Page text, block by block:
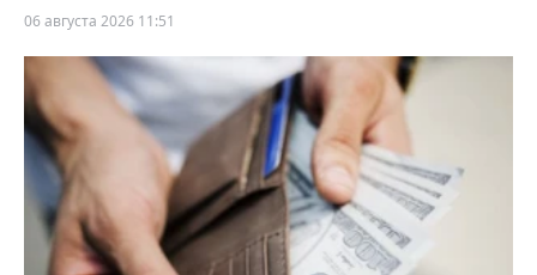
06 августа 2026 11:51